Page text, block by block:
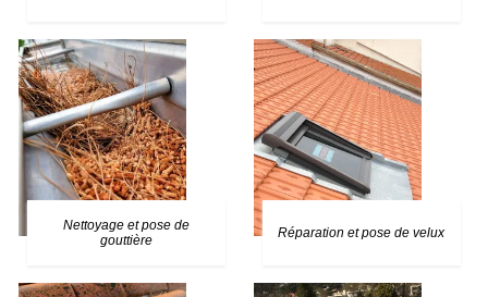
Nettoyage et pose de
gouttière
Réparation et pose de velux